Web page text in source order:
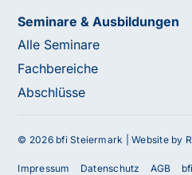
Seminare & Ausbildungen
Alle Seminare
Fachbereiche
Abschlüsse
© 2026 bfi Steiermark |Website by
Impressum Datenschutz AGB